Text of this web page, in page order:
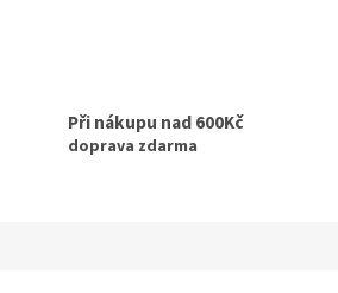
Při nákupu nad 600Kč
doprava zdarma